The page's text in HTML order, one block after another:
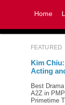
Home
FEATURED
Kim
Acting
Best
A2Z in
Primetime